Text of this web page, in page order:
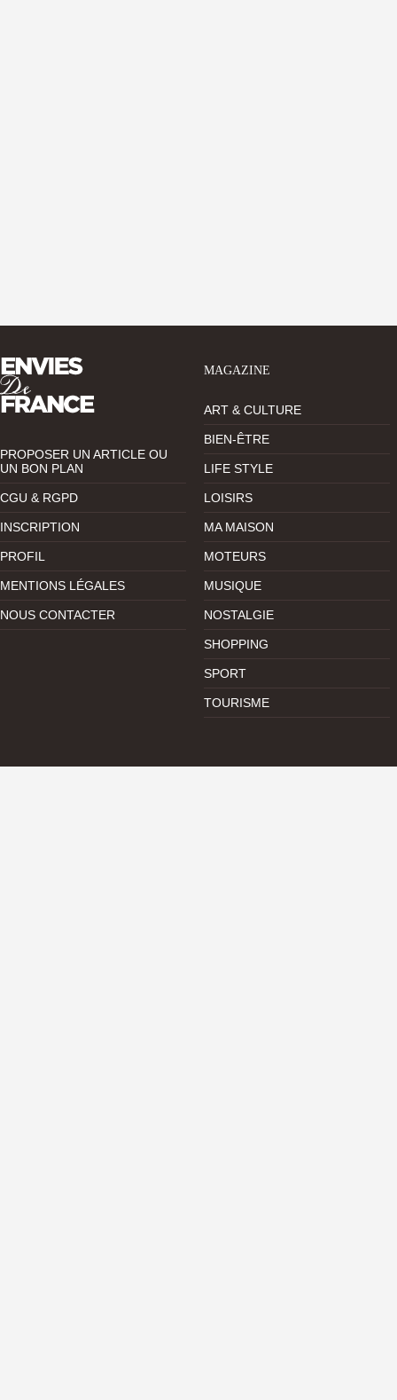
PROPOSER UN ARTICLE OU
UN BON PLAN
CGU & RGPD
INSCRIPTION
PROFIL
MENTIONS LÉGALES
NOUS CONTACTER
MAGAZINE
ART & CULTURE
BIEN-ÊTRE
LIFE STYLE
LOISIRS
MA MAISON
MOTEURS
MUSIQUE
NOSTALGIE
SHOPPING
SPORT
TOURISME